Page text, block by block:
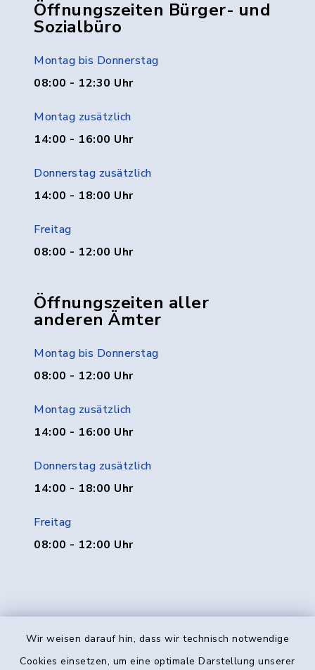
Wir weisen darauf hin, dass wir technisch notwendige
Cookies einsetzen, um eine optimale Darstellung unserer
Öffnungszeiten Bürger- und
Sozialbüro
Montag bis Donnerstag
08:00 - 12:30 Uhr
Montag zusätzlich
14:00 - 16:00 Uhr
Donnerstag zusätzlich
14:00 - 18:00 Uhr
Freitag
08:00 - 12:00 Uhr
Öffnungszeiten aller
anderen Ämter
Montag bis Donnerstag
08:00 - 12:00 Uhr
Montag zusätzlich
14:00 - 16:00 Uhr
Donnerstag zusätzlich
14:00 - 18:00 Uhr
Freitag
08:00 - 12:00 Uhr
Kontakt